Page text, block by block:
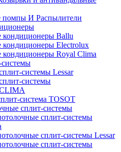
помпы И Распылители
Ballu
Electrolux
Royal Clima
системы
системы Lessar
системы
система TOSOT
сплит-системы
сплит-системы
сплит-системы Lessar
сплит-системы